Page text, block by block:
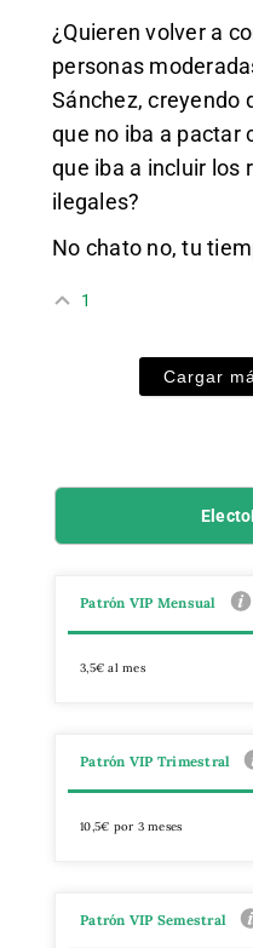
¿Quieren volver a
personas
Sánchez, creyendo
que no iba a pactar
que iba a incluir los
ilegales?
No chato no, tu
1
Cargar
Patrón VIP Mensual
3,5€ al mes
Patrón VIP Trimestral
10,5€ por 3 meses
Patrón VIP Semestral